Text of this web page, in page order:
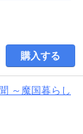
購入する
～魔国暮らし